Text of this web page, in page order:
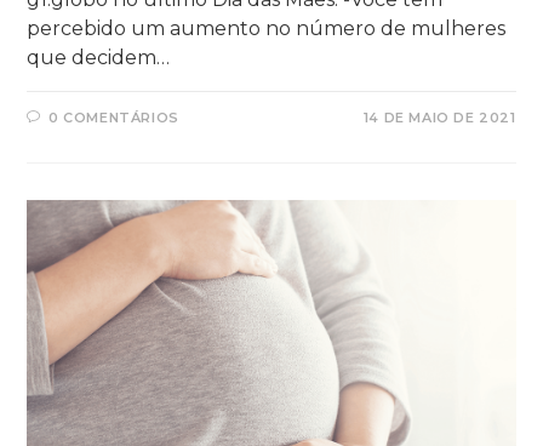
percebido um aumento no número de mulheres
que decidem…
0 COMENTÁRIOS 14 DE MAIO DE 2021